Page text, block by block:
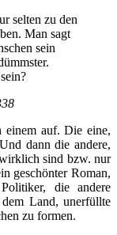
selten zu den
Man sagt
sein
einem auf. Die eine,
dann die andere,
sind bzw. nur
geschönter Roman,
die andere
dem Land, unerfüllte
zu formen.